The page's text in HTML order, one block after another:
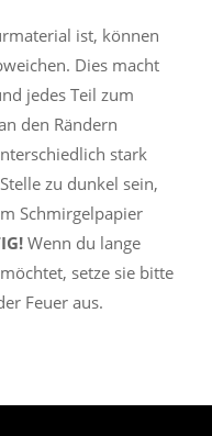
ist, können
Dies macht
jedes Teil zum
den Rändern
stark
zu dunkel sein,
Schmirgelpapier
Wenn du lange
setze sie bitte
Feuer aus.